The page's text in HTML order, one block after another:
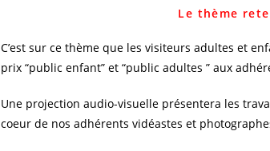
Le thème
C’est sur ce thème que les visiteurs adultes et
prix “public enfant” et “public adultes ” aux
Une projection audio-visuelle présentera les
coeur de nos adhérents vidéastes et